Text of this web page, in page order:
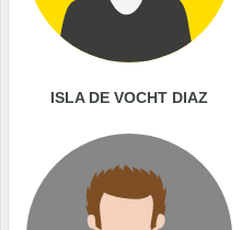
ISLA DE VOCHT DIAZ